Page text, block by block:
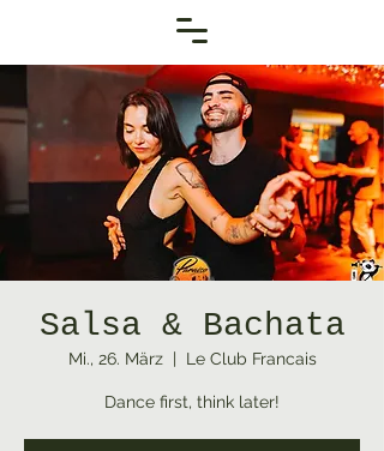
Salsa & Bachata
Mi., 26. März
  |
Le Club Francais
Dance first, think later!